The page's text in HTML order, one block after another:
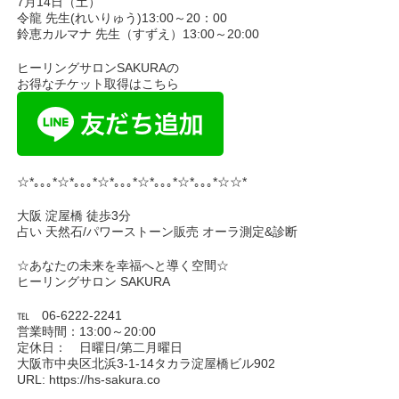
令龍 先生(れいりゅう)13:00～20：00
鈴恵カルマナ 先生（すずえ）13:00～20:00
ヒーリングサロンSAKURAの
お得なチケット取得はこちら
☆*｡｡｡*☆*｡｡｡*☆*｡｡｡*☆*｡｡｡*☆*｡｡｡*☆☆*
大阪 淀屋橋 徒歩3分
占い 天然石/パワーストーン販売 オーラ測定&診断
☆あなたの未来を幸福へと導く空間☆
ヒーリングサロン SAKURA
℡ 06-6222-2241
営業時間：13:00～20:00
定休日： 日曜日/第二月曜日
大阪市中央区北浜3-1-14タカラ淀屋橋ビル902
URL: https://hs-sakura.co